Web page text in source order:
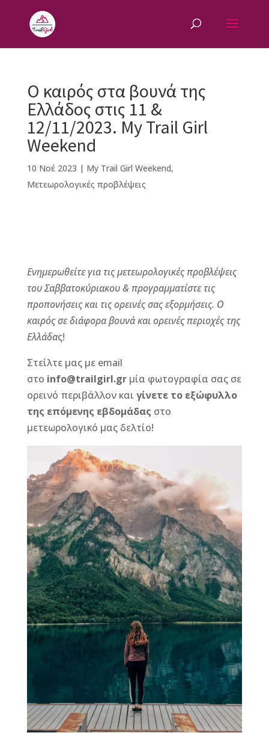
Ο καιρός στα βουνά της
Ελλάδος στις 11 &
12/11/2023. My Trail Girl
Weekend
10 Νοέ 2023 | My Trail Girl Weekend,
Μετεωρολογικές προβλέψεις
c
e
b
o
o
k
e
ss
e
n
e
r
e
r
ai
l
w
it
te
r
n
te
r
e
Ενημερωθείτε για τις μετεωρολογικές προβλέψεις
του Σαββατοκύριακου & προγραμματίστε τις
προπονήσεις και τις ορεινές σας εξορμήσεις. Ο
καιρός σε διάφορα βουνά και ορεινές περιοχές της
Ελλάδας!
Στείλτε μας με email
στο info@trailgirl.grμία φωτογραφία σας σε
ορεινό περιβάλλον και γίνετε το εξώφυλλο
της επόμενης εβδομάδας στο
μετεωρολογικό μας δελτίο!